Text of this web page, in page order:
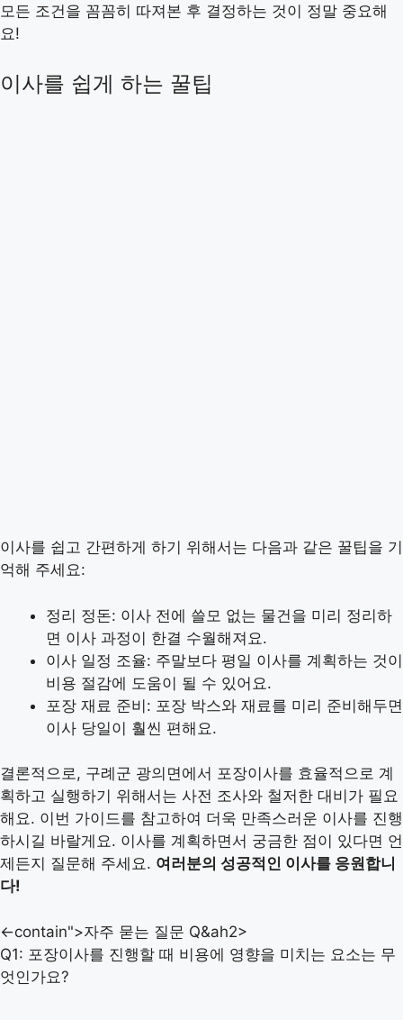
모든 조건을 꼼꼼히 따져본 후 결정하는 것이 정말 중요해
요!
이사를 쉽게 하는 꿀팁
이사를 쉽고 간편하게 하기 위해서는 다음과 같은 꿀팁을 기
억해 주세요:
정리 정돈: 이사 전에 쓸모 없는 물건을 미리 정리하
면 이사 과정이 한결 수월해져요.
이사 일정 조율: 주말보다 평일 이사를 계획하는 것이
비용 절감에 도움이 될 수 있어요.
포장 재료 준비: 포장 박스와 재료를 미리 준비해두면
이사 당일이 훨씬 편해요.
결론적으로, 구례군 광의면에서 포장이사를 효율적으로 계
획하고 실행하기 위해서는 사전 조사와 철저한 대비가 필요
해요. 이번 가이드를 참고하여 더욱 만족스러운 이사를 진행
하시길 바랄게요. 이사를 계획하면서 궁금한 점이 있다면 언
제든지 질문해 주세요. 여러분의 성공적인 이사를 응원합니
다!
<-contain">자주 묻는 질문 Q&ah2>
Q1: 포장이사를 진행할 때 비용에 영향을 미치는 요소는 무
엇인가요?